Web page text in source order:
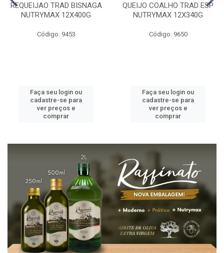
REQUEIJAO TRAD BISNAGA
NUTRYMAX 12X400G
Código: 9453
Faça seu login ou
cadastre-se para
ver preços e
comprar
QUEIJO COALHO TRAD ESP
NUTRYMAX 12X340G
Código: 9650
Faça seu login ou
cadastre-se para
ver preços e
comprar